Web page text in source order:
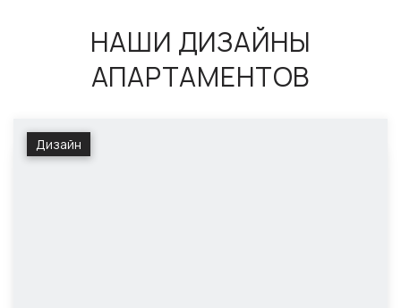
НАШИ ДИЗАЙНЫ
АПАРТАМЕНТОВ
Дизайн